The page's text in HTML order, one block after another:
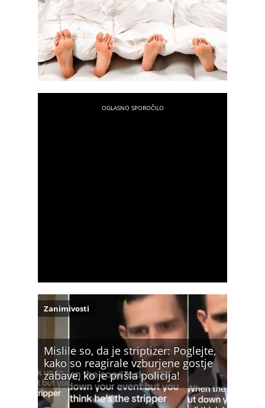
Mislile so, da je striptizer: Poglejte,
kako so reagirale vzburjene gostje
zabave, ko je prišla policija!
Zanimivosti